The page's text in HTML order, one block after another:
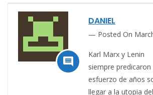

DANIEL
Posted On
Karl Marx y Lenin
siempre predicaron
esfuerzo de años
llegar a la utopia